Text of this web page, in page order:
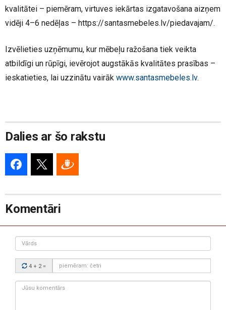
kvalitātei – piemēram, virtuves iekārtas izgatavošana aizņem
vidēji 4–6 nedēļas – https://santasmebeles.lv/piedavajam/.
Izvēlieties uzņēmumu, kur mēbeļu ražošana tiek veikta
atbildīgi un rūpīgi, ievērojot augstākās kvalitātes prasības –
ieskatieties, lai uzzinātu vairāk www.santasmebeles.lv.
Dalies ar šo rakstu
Komentāri
Vārds
Drošības
kods:
4 + 2=
Jūsu